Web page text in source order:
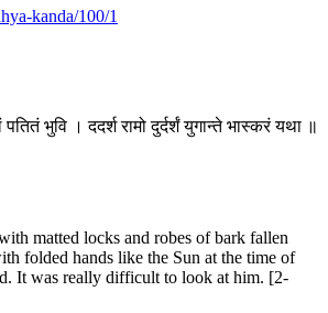
kanda/100/1
भुवि । ददर्श रामो दुर्दर्शं युगान्ते भास्करं यथा ॥
matted locks and robes of bark fallen
folded hands like the Sun at the time of
It was really difficult to look at him. [2-